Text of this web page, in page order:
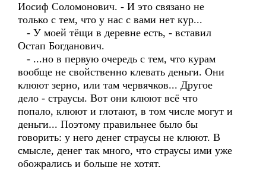
Иосиф Соломонович. - И это связано не
только с тем, что у нас с вами нет кур...
- У моей тёщи в деревне есть, - вставил
Остап Богданович.
- ...но в первую очередь с тем, что курам
вообще не свойственно клевать деньги. Они
клюют зерно, или там червячков... Другое
дело - страусы. Вот они клюют всё что
попало, клюют и глотают, в том числе могут и
деньги... Поэтому правильнее было бы
говорить: у него денег страусы не клюют. В
смысле, денег так много, что страусы ими уже
обожрались и больше не хотят.